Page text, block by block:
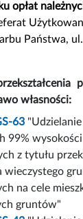
opłat
Państwa,
własności:
63
99%
z tytułu
wieczystego
na cele
gruntów"